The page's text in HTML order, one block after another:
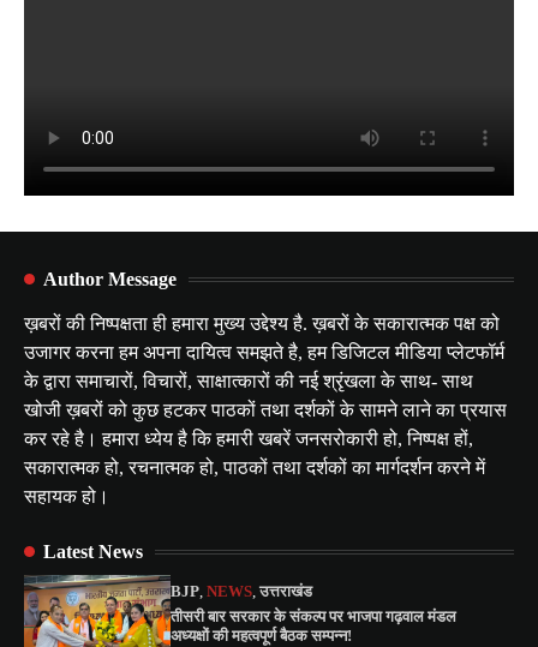
Author Message
ख़बरों की निष्पक्षता ही हमारा मुख्य उद्देश्य है. ख़बरों के सकारात्मक पक्ष को
उजागर करना हम अपना दायित्व समझते है, हम डिजिटल मीडिया प्लेटफॉर्म
के द्वारा समाचारों, विचारों, साक्षात्कारों की नई श्रृंखला के साथ- साथ
खोजी ख़बरों को कुछ हटकर पाठकों तथा दर्शकों के सामने लाने का प्रयास
कर रहे है। हमारा ध्येय है कि हमारी खबरें जनसरोकारी हो, निष्पक्ष हों,
सकारात्मक हो, रचनात्मक हो, पाठकों तथा दर्शकों का मार्गदर्शन करने में
सहायक हो।
Latest News
BJP,NEWS,उत्तराखंड
तीसरी बार सरकार के संकल्प पर भाजपा गढ़वाल मंडल
अध्यक्षों की महत्वपूर्ण बैठक सम्पन्न!